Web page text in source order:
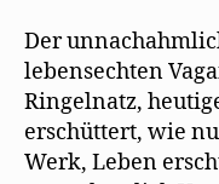
Der
lebensechten
Ringelnatz,
erschüttert, wie
Werk, Leben